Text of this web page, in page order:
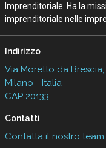
Imprenditoriale. Ha la
imprenditoriale nelle
Indirizzo
Via Moretto da Brescia,
Milano - Italia
CAP 20133
Contatti
Contatta il nostro